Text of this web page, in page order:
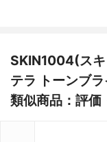
SKIN1004(スキ
テラ トーンブ
類似商品：評価